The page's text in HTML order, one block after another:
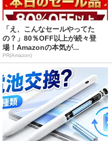
「え、こんなセールやってた
の？」80％OFF以上が続々登
場！Amazonの本気が...
PR(Amazon)